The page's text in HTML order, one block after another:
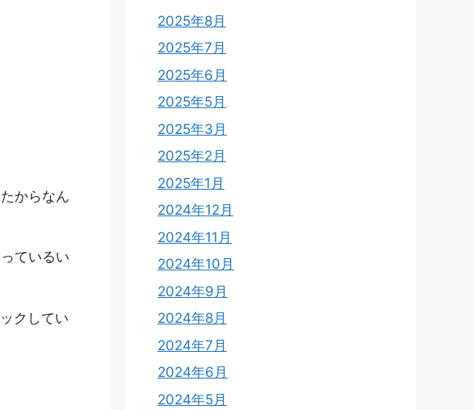
からなん
ているい
クしてい
2025年8月
2025年7月
2025年6月
2025年5月
2025年3月
2025年2月
2025年1月
2024年12月
2024年11月
2024年10月
2024年9月
2024年8月
2024年7月
2024年6月
2024年5月